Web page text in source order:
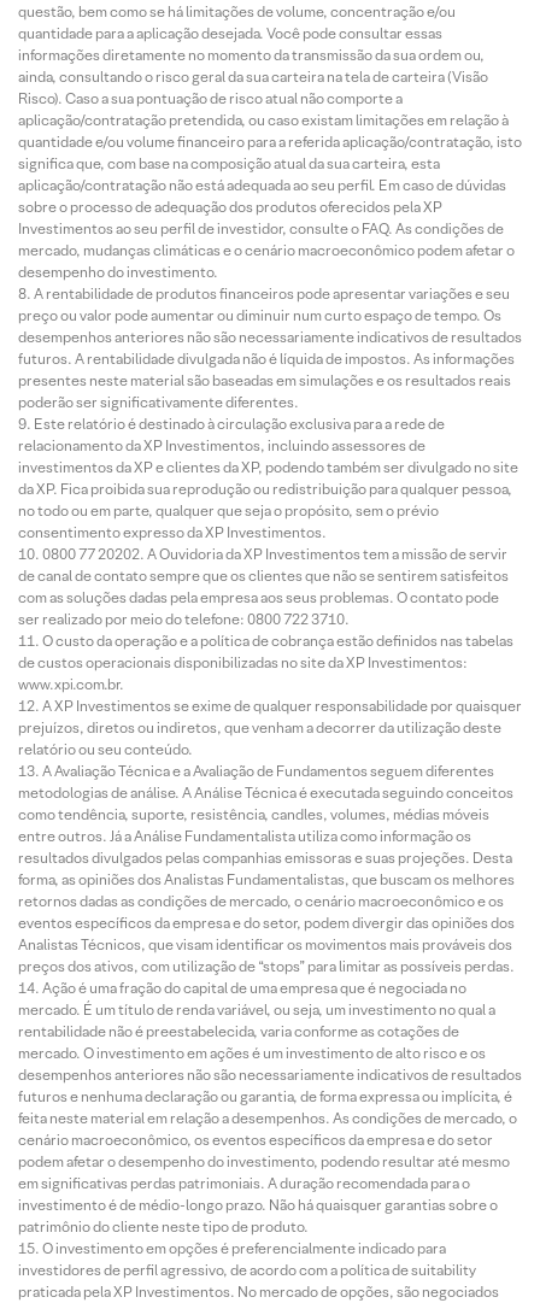
questão, bem como se há limitações de volume, concentração e/ou
quantidade para a aplicação desejada. Você pode consultar essas
informações diretamente no momento da transmissão da sua ordem ou,
ainda, consultando o risco geral da sua carteira na tela de carteira (Visão
Risco). Caso a sua pontuação de risco atual não comporte a
aplicação/contratação pretendida, ou caso existam limitações em relação à
quantidade e/ou volume financeiro para a referida aplicação/contratação, isto
significa que, com base na composição atual da sua carteira, esta
aplicação/contratação não está adequada ao seu perfil. Em caso de dúvidas
sobre o processo de adequação dos produtos oferecidos pela XP
Investimentos ao seu perfil de investidor, consulte o FAQ. As condições de
mercado, mudanças climáticas e o cenário macroeconômico podem afetar o
desempenho do investimento.
A rentabilidade de produtos financeiros pode apresentar variações e seu
preço ou valor pode aumentar ou diminuir num curto espaço de tempo. Os
desempenhos anteriores não são necessariamente indicativos de resultados
futuros. A rentabilidade divulgada não é líquida de impostos. As informações
presentes neste material são baseadas em simulações e os resultados reais
poderão ser significativamente diferentes.
Este relatório é destinado à circulação exclusiva para a rede de
relacionamento da XP Investimentos, incluindo assessores de
investimentos da XP e clientes da XP, podendo também ser divulgado no site
da XP. Fica proibida sua reprodução ou redistribuição para qualquer pessoa,
no todo ou em parte, qualquer que seja o propósito, sem o prévio
consentimento expresso da XP Investimentos.
0800 77 20202. A Ouvidoria da XP Investimentos tem a missão de servir
de canal de contato sempre que os clientes que não se sentirem satisfeitos
com as soluções dadas pela empresa aos seus problemas. O contato pode
ser realizado por meio do telefone: 0800 722 3710.
O custo da operação e a política de cobrança estão definidos nas tabelas
de custos operacionais disponibilizadas no site da XP Investimentos:
www.xpi.com.br.
A XP Investimentos se exime de qualquer responsabilidade por quaisquer
prejuízos, diretos ou indiretos, que venham a decorrer da utilização deste
relatório ou seu conteúdo.
A Avaliação Técnica e a Avaliação de Fundamentos seguem diferentes
metodologias de análise. A Análise Técnica é executada seguindo conceitos
como tendência, suporte, resistência, candles, volumes, médias móveis
entre outros. Já a Análise Fundamentalista utiliza como informação os
resultados divulgados pelas companhias emissoras e suas projeções. Desta
forma, as opiniões dos Analistas Fundamentalistas, que buscam os melhores
retornos dadas as condições de mercado, o cenário macroeconômico e os
eventos específicos da empresa e do setor, podem divergir das opiniões dos
Analistas Técnicos, que visam identificar os movimentos mais prováveis dos
preços dos ativos, com utilização de “stops” para limitar as possíveis perdas.
Ação é uma fração do capital de uma empresa que é negociada no
mercado. É um título de renda variável, ou seja, um investimento no qual a
rentabilidade não é preestabelecida, varia conforme as cotações de
mercado. O investimento em ações é um investimento de alto risco e os
desempenhos anteriores não são necessariamente indicativos de resultados
futuros e nenhuma declaração ou garantia, de forma expressa ou implícita, é
feita neste material em relação a desempenhos. As condições de mercado, o
cenário macroeconômico, os eventos específicos da empresa e do setor
podem afetar o desempenho do investimento, podendo resultar até mesmo
em significativas perdas patrimoniais. A duração recomendada para o
investimento é de médio-longo prazo. Não há quaisquer garantias sobre o
patrimônio do cliente neste tipo de produto.
O investimento em opções é preferencialmente indicado para
investidores de perfil agressivo, de acordo com a política de suitability
praticada pela XP Investimentos. No mercado de opções, são negociados